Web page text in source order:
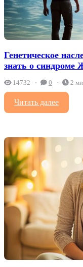
Генетическое
знать о синдроме
14732 0 2
Читать далее